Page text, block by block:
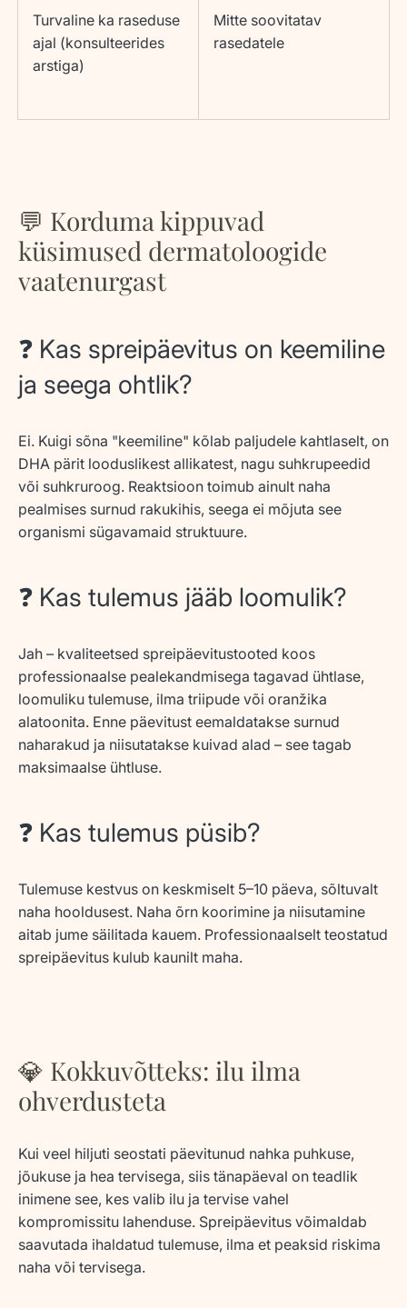
Turvaline ka raseduse
ajal (konsulteerides
arstiga)
Mitte soovitatav
rasedatele
💬 Korduma kippuvad
küsimused dermatoloogide
vaatenurgast
❓ Kas spreipäevitus on keemiline
ja seega ohtlik?
Ei. Kuigi sõna "keemiline" kõlab paljudele kahtlaselt, on
DHA pärit looduslikest allikatest, nagu suhkrupeedid
või suhkruroog. Reaktsioon toimub ainult naha
pealmises surnud rakukihis, seega ei mõjuta see
organismi sügavamaid struktuure.
❓ Kas tulemus jääb loomulik?
Jah – kvaliteetsed spreipäevitustooted koos
professionaalse pealekandmisega tagavad ühtlase,
loomuliku tulemuse, ilma triipude või oranžika
alatoonita. Enne päevitust eemaldatakse surnud
naharakud ja niisutatakse kuivad alad – see tagab
maksimaalse ühtluse.
❓ Kas tulemus püsib?
Tulemuse kestvus on keskmiselt 5–10 päeva, sõltuvalt
naha hooldusest. Naha õrn koorimine ja niisutamine
aitab jume säilitada kauem. Professionaalselt teostatud
spreipäevitus kulub kaunilt maha.
💎 Kokkuvõtteks: ilu ilma
ohverdusteta
Kui veel hiljuti seostati päevitunud nahka puhkuse,
jõukuse ja hea tervisega, siis tänapäeval on teadlik
inimene see, kes valib ilu ja tervise vahel
kompromissitu lahenduse. Spreipäevitus võimaldab
saavutada ihaldatud tulemuse, ilma et peaksid riskima
naha või tervisega.